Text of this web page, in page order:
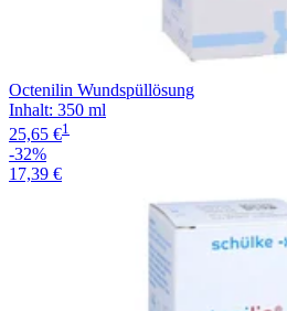
Octenilin Wundspüllösung
Inhalt: 350 ml
25,65 €1
-32%
17,39 €